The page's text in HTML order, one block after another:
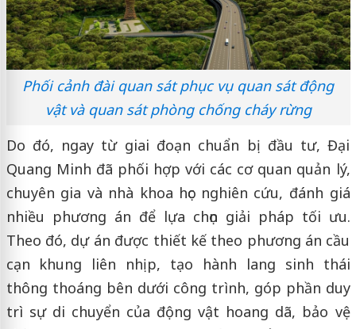
Phối cảnh đài quan sát phục vụ quan sát động
vật và quan sát phòng chống cháy rừng
Do đó, ngay từ giai đoạn chuẩn bị đầu tư, Đại
Quang Minh đã phối hợp với các cơ quan quản lý,
chuyên gia và nhà khoa học nghiên cứu, đánh giá
nhiều phương án để lựa chọn giải pháp tối ưu.
Theo đó, dự án được thiết kế theo phương án cầu
cạn khung liên nhịp, tạo hành lang sinh thái
thông thoáng bên dưới công trình, góp phần duy
trì sự di chuyển của động vật hoang dã, bảo vệ